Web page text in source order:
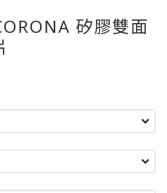
矽膠雙面